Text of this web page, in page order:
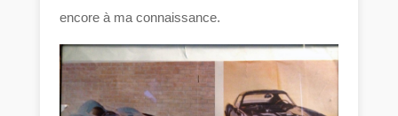
encore à ma connaissance.